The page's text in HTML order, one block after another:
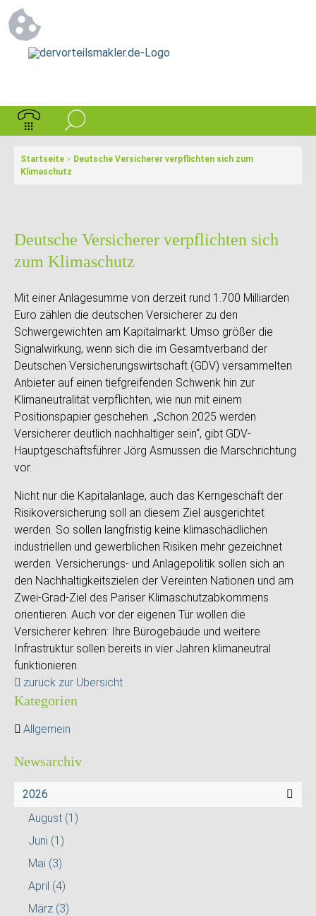
Startseite > Deutsche Versicherer verpflichten sich zum
Klimaschutz
Deutsche Versicherer verpflichten sich
zum Klimaschutz
Mit einer Anlagesumme von derzeit rund 1.700 Milliarden
Euro zählen die deutschen Versicherer zu den
Schwergewichten am Kapitalmarkt. Umso größer die
Signalwirkung, wenn sich die im Gesamtverband der
Deutschen Versicherungswirtschaft (GDV) versammelten
Anbieter auf einen tiefgreifenden Schwenk hin zur
Klimaneutralität verpflichten, wie nun mit einem
Positionspapier geschehen. „Schon 2025 werden
Versicherer deutlich nachhaltiger sein“, gibt GDV-
Hauptgeschäftsführer Jörg Asmussen die Marschrichtung
vor.
Nicht nur die Kapitalanlage, auch das Kerngeschäft der
Risikoversicherung soll an diesem Ziel ausgerichtet
werden. So sollen langfristig keine klimaschädlichen
industriellen und gewerblichen Risiken mehr gezeichnet
werden. Versicherungs- und Anlagepolitik sollen sich an
den Nachhaltigkeitszielen der Vereinten Nationen und am
Zwei-Grad-Ziel des Pariser Klimaschutzabkommens
orientieren. Auch vor der eigenen Tür wollen die
Versicherer kehren: Ihre Bürogebäude und weitere
Infrastruktur sollen bereits in vier Jahren klimaneutral
funktionieren.
zurück zur Übersicht
Kategorien
Allgemein
Newsarchiv
2026
August (1)
Juni (1)
Mai (3)
April (4)
März (3)